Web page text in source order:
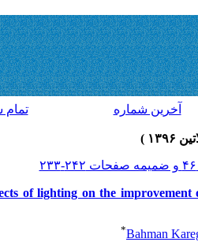
آخرين شماره تمام
of lighting on the improvement
Bahman
*